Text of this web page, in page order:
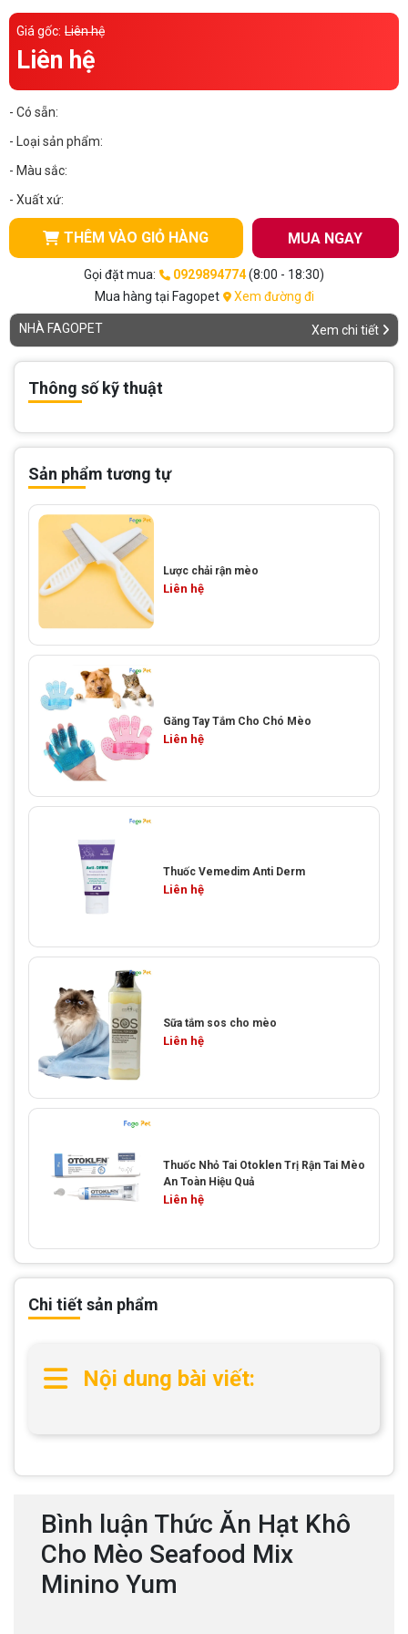
Thông tin về chó
CHÍNH SÁCH
Chính sách mua hàng
Chính sách bảo hành
Chính sách đổi trả
TỔNG ĐÀI TƯ VẤN
Giá gốc: Liên hệ
Liên hệ
- Có sẵn:
- Loại sản phẩm:
- Màu sắc:
- Xuất xứ:
THÊM VÀO GIỎ HÀNG MUA NGAY
Gọi đặt mua: 0929894774(8:00 - 18:30)
Mua hàng tại Fagopet
Xem đường đi
NHÀ FAGOPET Xem chi tiết
Chi tiết sản phẩm
Nội dung bài viết:
Bình luận Thức Ăn Hạt Khô
Cho Mèo Seafood Mix
Minino Yum
Thông số kỹ thuật
Sản phẩm tương tự
Lược chải rận mèo
Liên hệ
Găng Tay Tắm Cho Chó Mèo
Liên hệ
Thuốc Vemedim Anti Derm
Liên hệ
Sữa tắm sos cho mèo
Liên hệ
Thuốc Nhỏ Tai Otoklen Trị Rận Tai Mèo
An Toàn Hiệu Quả
Liên hệ